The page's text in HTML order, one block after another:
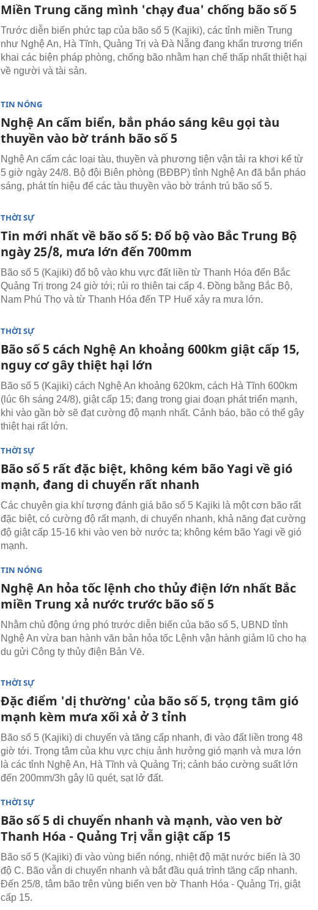
Miền Trung căng mình 'chạy đua' chống bão số 5
Trước diễn biến phức tạp của bão số 5 (Kajiki), các tỉnh miền Trung
như Nghệ An, Hà Tĩnh, Quảng Trị và Đà Nẵng đang khẩn trương triển
khai các biện pháp phòng, chống bão nhằm hạn chế thấp nhất thiệt hại
về người và tài sản.
TIN NÓNG
Nghệ An cấm biển, bắn pháo sáng kêu gọi tàu
thuyền vào bờ tránh bão số 5
Nghệ An cấm các loại tàu, thuyền và phương tiện vận tải ra khơi kể từ
5 giờ ngày 24/8. Bộ đội Biên phòng (BĐBP) tỉnh Nghệ An đã bắn pháo
sáng, phát tín hiệu để các tàu thuyền vào bờ tránh trú bão số 5.
THỜI SỰ
Tin mới nhất về bão số 5: Đổ bộ vào Bắc Trung Bộ
ngày 25/8, mưa lớn đến 700mm
Bão số 5 (Kajiki) đổ bộ vào khu vực đất liền từ Thanh Hóa đến Bắc
Quảng Trị trong 24 giờ tới; rủi ro thiên tai cấp 4. Đồng bằng Bắc Bộ,
Nam Phú Thọ và từ Thanh Hóa đến TP Huế xảy ra mưa lớn.
THỜI SỰ
Bão số 5 cách Nghệ An khoảng 600km giật cấp 15,
nguy cơ gây thiệt hại lớn
Bão số 5 (Kajiki) cách Nghệ An khoảng 620km, cách Hà Tĩnh 600km
(lúc 6h sáng 24/8), giật cấp 15; đang trong giai đoạn phát triển mạnh,
khi vào gần bờ sẽ đạt cường độ mạnh nhất. Cảnh báo, bão có thể gây
thiệt hại rất lớn.
THỜI SỰ
Bão số 5 rất đặc biệt, không kém bão Yagi về gió
mạnh, đang di chuyển rất nhanh
Các chuyên gia khí tượng đánh giá bão số 5 Kajiki là một cơn bão rất
đặc biệt, có cường độ rất mạnh, di chuyển nhanh, khả năng đạt cường
độ giật cấp 15-16 khi vào ven bờ nước ta; không kém bão Yagi về gió
mạnh.
TIN NÓNG
Nghệ An hỏa tốc lệnh cho thủy điện lớn nhất Bắc
miền Trung xả nước trước bão số 5
Nhằm chủ động ứng phó trước diễn biến của bão số 5, UBND tỉnh
Nghệ An vừa ban hành văn bản hỏa tốc Lệnh vận hành giảm lũ cho hạ
du gửi Công ty thủy điện Bản Vē.
THỜI SỰ
Đặc điểm 'dị thường' của bão số 5, trọng tâm gió
mạnh kèm mưa xối xả ở 3 tỉnh
Bão số 5 (Kajiki) di chuyển và tăng cấp nhanh, đi vào đất liền trong 48
giờ tới. Trọng tâm của khu vực chịu ảnh hưởng gió mạnh và mưa lớn
là các tỉnh Nghệ An, Hà Tĩnh và Quảng Trị; cảnh báo cường suất lớn
đến 200mm/3h gây lũ quét, sạt lở đất.
THỜI SỰ
Bão số 5 di chuyển nhanh và mạnh, vào ven bờ
Thanh Hóa - Quảng Trị vẫn giật cấp 15
Bão số 5 (Kajiki) đi vào vùng biển nóng, nhiệt độ mặt nước biển là 30
độ C. Bão vẫn di chuyển nhanh và bắt đầu quá trình tăng cấp nhanh.
Đến 25/8, tâm bão trên vùng biển ven bờ Thanh Hóa - Quảng Trị, giật
cấp 15.